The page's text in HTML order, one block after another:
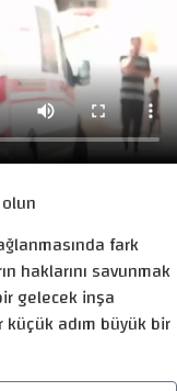
fark
haklarını savunmak
gelecek inşa
küçük adım büyük bir